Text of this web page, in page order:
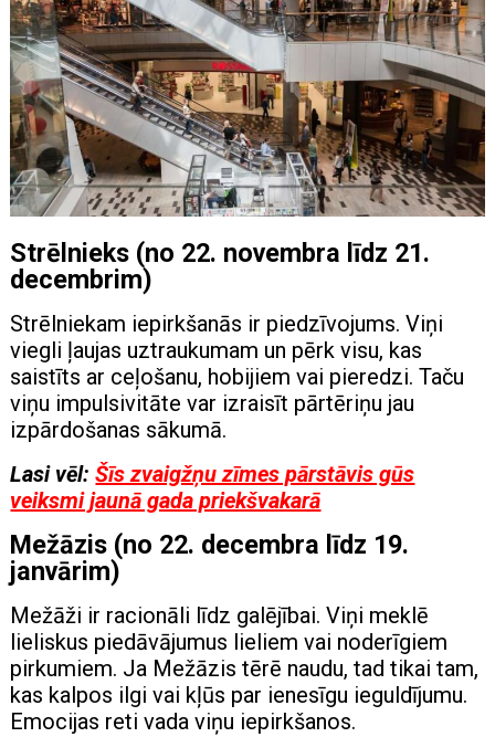
Strēlnieks (no 22. novembra līdz 21.
decembrim)
Strēlniekam iepirkšanās ir piedzīvojums. Viņi
viegli ļaujas uztraukumam un pērk visu, kas
saistīts ar ceļošanu, hobijiem vai pieredzi. Taču
viņu impulsivitāte var izraisīt pārtēriņu jau
izpārdošanas sākumā.
Lasi vēl:Šīs zvaigžņu zīmes pārstāvis gūs
veiksmi jaunā gada priekšvakarā
Mežāzis (no 22. decembra līdz 19.
janvārim)
Mežāži ir racionāli līdz galējībai. Viņi meklē
lieliskus piedāvājumus lieliem vai noderīgiem
pirkumiem. Ja Mežāzis tērē naudu, tad tikai tam,
kas kalpos ilgi vai kļūs par ienesīgu ieguldījumu.
Emocijas reti vada viņu iepirkšanos.